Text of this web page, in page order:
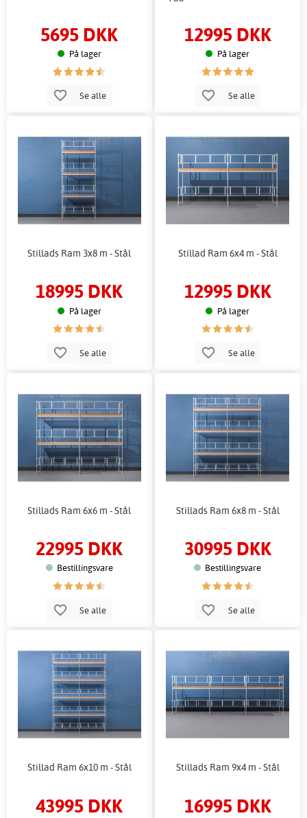
5695 DKK
På lager
Se alle
12995 DKK
På lager
Se alle
Stillads Ram 3x8 m - Stål
18995 DKK
På lager
Se alle
Stillad Ram 6x4 m - Stål
12995 DKK
På lager
Se alle
Stillads Ram 6x6 m - Stål
22995 DKK
Bestillingsvare
Se alle
Stillads Ram 6x8 m - Stål
30995 DKK
Bestillingsvare
Se alle
Stillad Ram 6x10 m - Stål
43995 DKK
Stillads Ram 9x4 m - Stål
16995 DKK